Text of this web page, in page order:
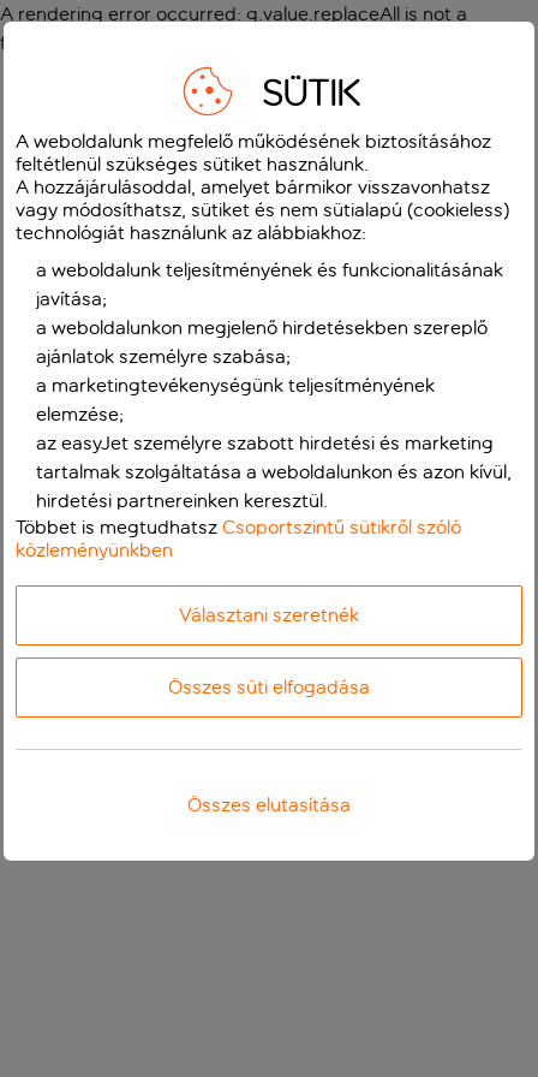
A rendering error occurred: g.value.replaceAll is not a
function
SÜTIK
A weboldalunk megfelelő működésének biztosításához
feltétlenül szükséges sütiket használunk.
A hozzájárulásoddal, amelyet bármikor visszavonhatsz
vagy módosíthatsz, sütiket és nem sütialapú (cookieless)
technológiát használunk az alábbiakhoz:
a weboldalunk teljesítményének és funkcionalitásának
javítása;
a weboldalunkon megjelenő hirdetésekben szereplő
ajánlatok személyre szabása;
a marketingtevékenységünk teljesítményének
elemzése;
az easyJet személyre szabott hirdetési és marketing
tartalmak szolgáltatása a weboldalunkon és azon kívül,
hirdetési partnereinken keresztül.
Többet is megtudhatszCsoportszintű sütikről szóló
közleményünkben
Választani szeretnék
Összes süti elfogadása
Összes elutasítása